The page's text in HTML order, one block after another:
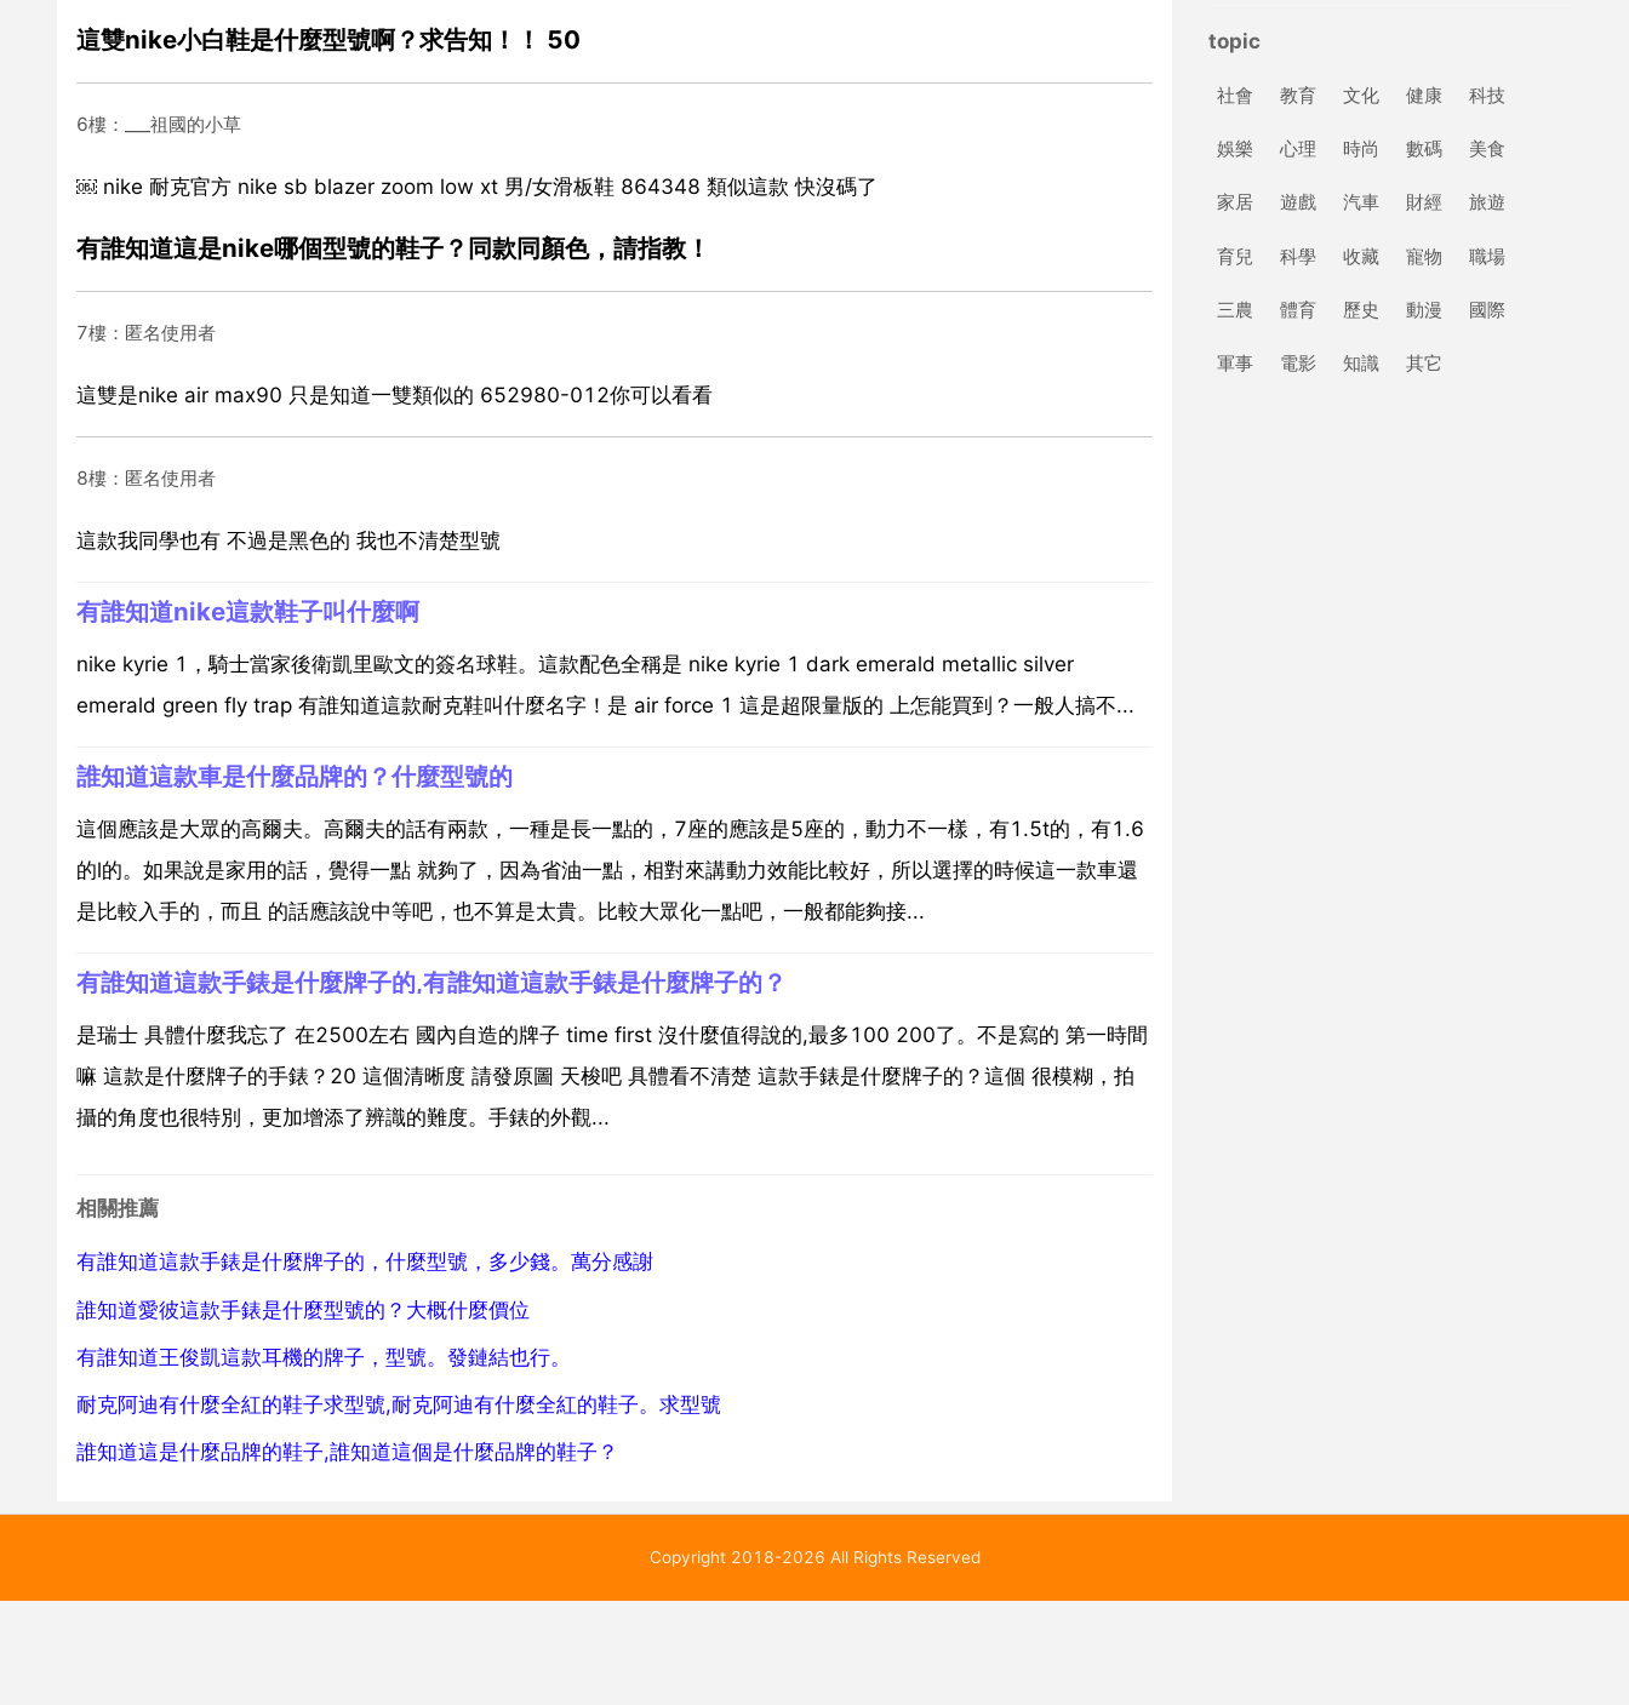
這雙nike小白鞋是什麼型號啊？求告知！！ 50
6樓：___祖國的小草
￼ nike 耐克官方 nike sb blazer zoom low xt 男/女滑板鞋 864348 類似這款 快沒碼了
有誰知道這是nike哪個型號的鞋子？同款同顏色，請指教！
7樓：匿名使用者
這雙是nike air max90 只是知道一雙類似的 652980-012你可以看看
8樓：匿名使用者
這款我同學也有 不過是黑色的 我也不清楚型號
有誰知道nike這款鞋子叫什麼啊
nike kyrie 1，騎士當家後衛凱里歐文的簽名球鞋。這款配色全稱是 nike kyrie 1 dark emerald metallic silver
emerald green fly trap 有誰知道這款耐克鞋叫什麼名字！是 air force 1 這是超限量版的 上怎能買到？一般人搞不...
誰知道這款車是什麼品牌的？什麼型號的
這個應該是大眾的高爾夫。高爾夫的話有兩款，一種是長一點的，7座的應該是5座的，動力不一樣，有1.5t的，有1.6
的l的。如果說是家用的話，覺得一點 就夠了，因為省油一點，相對來講動力效能比較好，所以選擇的時候這一款車還
是比較入手的，而且 的話應該說中等吧，也不算是太貴。比較大眾化一點吧，一般都能夠接...
有誰知道這款手錶是什麼牌子的,有誰知道這款手錶是什麼牌子的？
是瑞士 具體什麼我忘了 在2500左右 國內自造的牌子 time first 沒什麼值得說的,最多100 200了。不是寫的 第一時間
嘛 這款是什麼牌子的手錶？20 這個清晰度 請發原圖 天梭吧 具體看不清楚 這款手錶是什麼牌子的？這個 很模糊，拍
攝的角度也很特別，更加增添了辨識的難度。手錶的外觀...
相關推薦
有誰知道這款手錶是什麼牌子的，什麼型號，多少錢。萬分感謝
誰知道愛彼這款手錶是什麼型號的？大概什麼價位
有誰知道王俊凱這款耳機的牌子，型號。發鏈結也行。
耐克阿迪有什麼全紅的鞋子求型號,耐克阿迪有什麼全紅的鞋子。求型號
誰知道這是什麼品牌的鞋子,誰知道這個是什麼品牌的鞋子？
topic
社會 教育 文化 健康 科技
娛樂 心理 時尚 數碼 美食
家居 遊戲 汽車 財經 旅遊
育兒 科學 收藏 寵物 職場
三農 體育 歷史 動漫 國際
軍事 電影 知識 其它
Copyright 2018-2026 All Rights Reserved